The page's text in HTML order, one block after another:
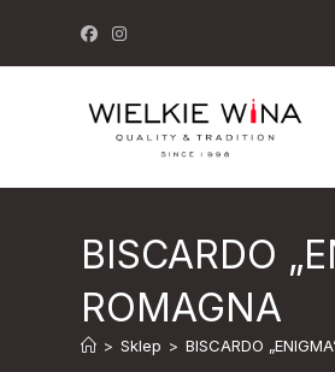
BISCARDO
ROMAGNA
> Sklep > BISCARDO